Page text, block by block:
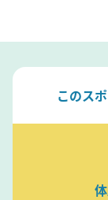
このス